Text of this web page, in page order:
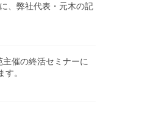
、弊社代表・元木の記
主催の終活セミナーに
。